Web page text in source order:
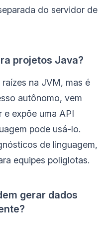
do servidor de
projetos Java?
na JVM, mas é
autônomo, vem
e expõe uma API
pode usá-lo.
de linguagem,
equipes poliglotas.
gerar dados